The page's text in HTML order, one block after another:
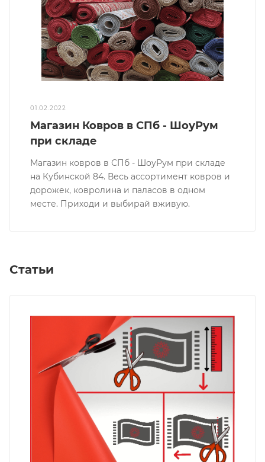
01.02.2022
Магазин Ковров в СПб - ШоуРум
при складе
Магазин ковров в СПб - ШоуРум при складе
на Кубинской 84. Весь ассортимент ковров и
дорожек, ковролина и паласов в одном
месте. Приходи и выбирай вживую.
Статьи